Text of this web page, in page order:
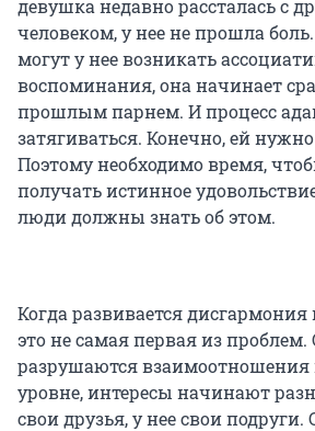
девушка недавно рассталась с
человеком, у нее не прошла
могут у нее возникать
воспоминания, она начинает
прошлым парнем. И процесс
затягиваться. Конечно, ей
Поэтому необходимо время,
получать истинное
люди должны знать об этом.
Когда развивается дисгармония
это не самая первая из проблем.
разрушаются
уровне, интересы начинают
свои друзья, у нее свои